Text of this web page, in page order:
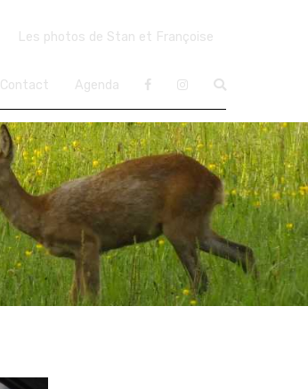
Les photos de Stan et Françoise
Contact Agenda